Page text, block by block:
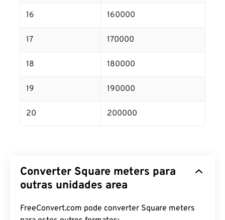
16 160000
17 170000
18 180000
19 190000
20 200000
Converter Square meters para
outras unidades area
FreeConvert.com pode converter Square meters